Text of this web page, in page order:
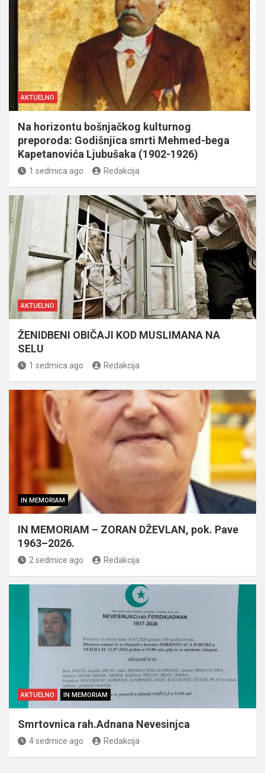
AKTUELNO
Na horizontu bošnjačkog kulturnog
preporoda: Godišnjica smrti Mehmed-bega
Kapetanovića Ljubušaka (1902-1926)
1 sedmica ago Redakcija
AKTUELNO
ŽENIDBENI OBIČAJI KOD MUSLIMANA NA
SELU
1 sedmica ago Redakcija
IN MEMORIAM
IN MEMORIAM – ZORAN DŽEVLAN, pok. Pave
1963–2026.
2 sedmice ago Redakcija
AKTUELNO IN MEMORIAM
Smrtovnica rah.Adnana Nevesinjca
4 sedmice ago Redakcija